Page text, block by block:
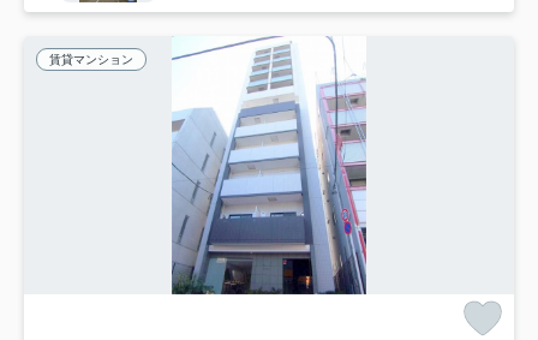
賃貸マンション